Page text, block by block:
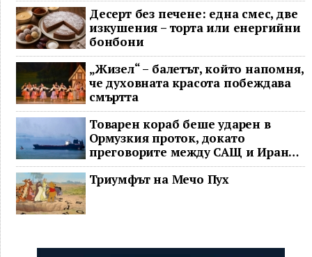
Десерт без печене: една смес, две
изкушения – торта или енергийни
бонбони
„Жизел“ – балетът, който напомня,
че духовната красота побеждава
смъртта
Товарен кораб беше ударен в
Ормузкия проток, докато
преговорите между САЩ и Иран
останаха в безизходица
Триумфът на Мечо Пух